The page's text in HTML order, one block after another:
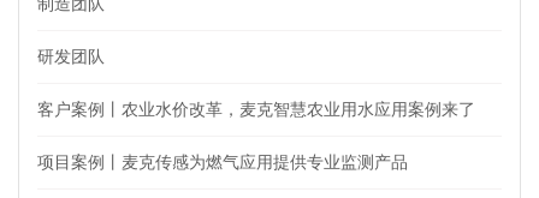
制造团队
研发团队
客户案例丨农业水价改革，麦克智慧农业用水应用案例来了
项目案例丨麦克传感为燃气应用提供专业监测产品